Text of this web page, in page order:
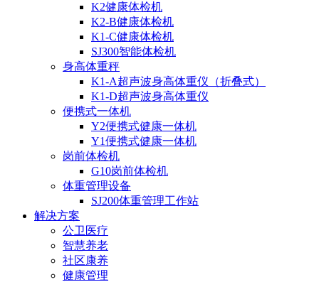
K2健康体检机
K2-B健康体检机
K1-C健康体检机
SJ300智能体检机
身高体重秤
K1-A超声波身高体重仪（折叠式）
K1-D超声波身高体重仪
便携式一体机
Y2便携式健康一体机
Y1便携式健康一体机
岗前体检机
G10岗前体检机
体重管理设备
SJ200体重管理工作站
解决方案
公卫医疗
智慧养老
社区康养
健康管理